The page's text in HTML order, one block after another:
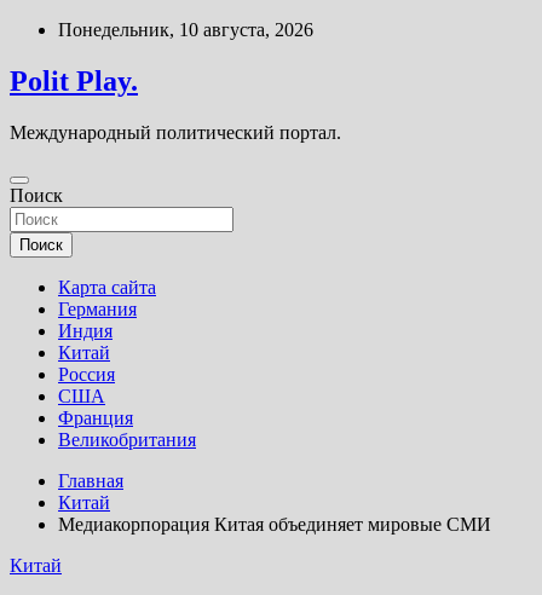
Перейти
содержимому
Понедельник, 10 августа, 2026
Polit Play.
Международный политический портал.
Поиск
Поиск
Карта сайта
Германия
Индия
Китай
Россия
США
Франция
Великобритания
Главная
Китай
Медиакорпорация Китая объединяет мировые СМИ
Китай